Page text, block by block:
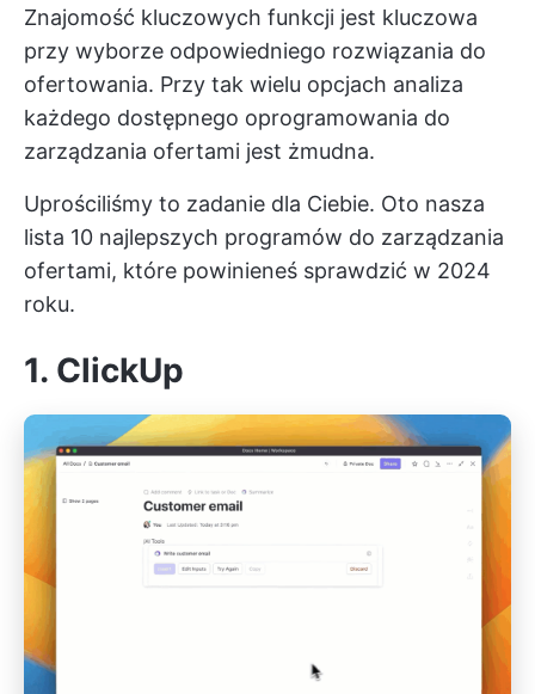
Znajomość kluczowych funkcji jest kluczowa
przy wyborze odpowiedniego rozwiązania do
ofertowania. Przy tak wielu opcjach analiza
każdego dostępnego oprogramowania do
zarządzania ofertami jest żmudna.
Uprościliśmy to zadanie dla Ciebie. Oto nasza
lista 10 najlepszych programów do zarządzania
ofertami, które powinieneś sprawdzić w 2024
roku.
1. ClickUp